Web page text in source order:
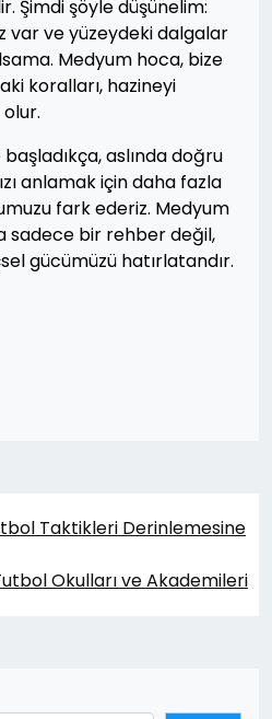
Şimdi şöyle düşünelim:
var ve yüzeydeki dalgalar
Medyum hoca, bize
koralları, hazineyi
aslında doğru
anlamak için daha fazla
fark ederiz. Medyum
sadece bir rehber değil,
gücümüzü hatırlatandır.
Taktikleri Derinlemesine
Okulları ve Akademileri